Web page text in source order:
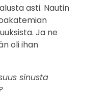
asti. Nautin
Ja ne
oli ihan
sinusta